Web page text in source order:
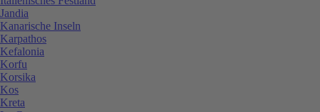
Jandia
Kanarische Inseln
Karpathos
Kefalonia
Korfu
Korsika
Kos
Kreta